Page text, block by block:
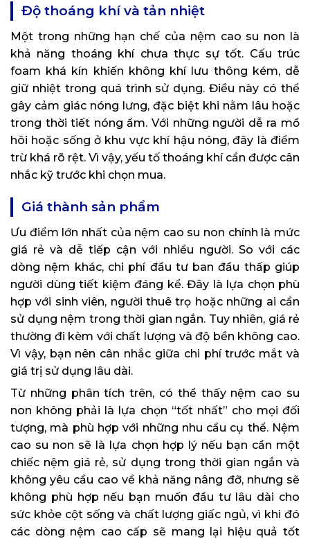
Độ thoáng khí và tản nhiệt
Một trong những hạn chế của nệm cao su non là
khả năng thoáng khí chưa thực sự tốt. Cấu trúc
foam khá kín khiến không khí lưu thông kém, dễ
giữ nhiệt trong quá trình sử dụng. Điều này có thể
gây cảm giác nóng lưng, đặc biệt khi nằm lâu hoặc
trong thời tiết nóng ẩm. Với những người dễ ra mồ
hôi hoặc sống ở khu vực khí hậu nóng, đây là điểm
trừ khá rõ rệt. Vì vậy, yếu tố thoáng khí cần được cân
nhắc kỹ trước khi chọn mua.
Giá thành sản phẩm
Ưu điểm lớn nhất của nệm cao su non chính là mức
giá rẻ và dễ tiếp cận với nhiều người. So với các
dòng nệm khác, chi phí đầu tư ban đầu thấp giúp
người dùng tiết kiệm đáng kể. Đây là lựa chọn phù
hợp với sinh viên, người thuê trọ hoặc những ai cần
sử dụng nệm trong thời gian ngắn. Tuy nhiên, giá rẻ
thường đi kèm với chất lượng và độ bền không cao.
Vì vậy, bạn nên cân nhắc giữa chi phí trước mắt và
giá trị sử dụng lâu dài.
Từ những phân tích trên, có thể thấy nệm cao su
non không phải là lựa chọn “tốt nhất” cho mọi đối
tượng, mà phù hợp với những nhu cầu cụ thể. Nệm
cao su non sẽ là lựa chọn hợp lý nếu bạn cần một
chiếc nệm giá rẻ, sử dụng trong thời gian ngắn và
không yêu cầu cao về khả năng nâng đỡ, nhưng sẽ
không phù hợp nếu bạn muốn đầu tư lâu dài cho
sức khỏe cột sống và chất lượng giấc ngủ, vì khi đó
các dòng nệm cao cấp sẽ mang lại hiệu quả tốt